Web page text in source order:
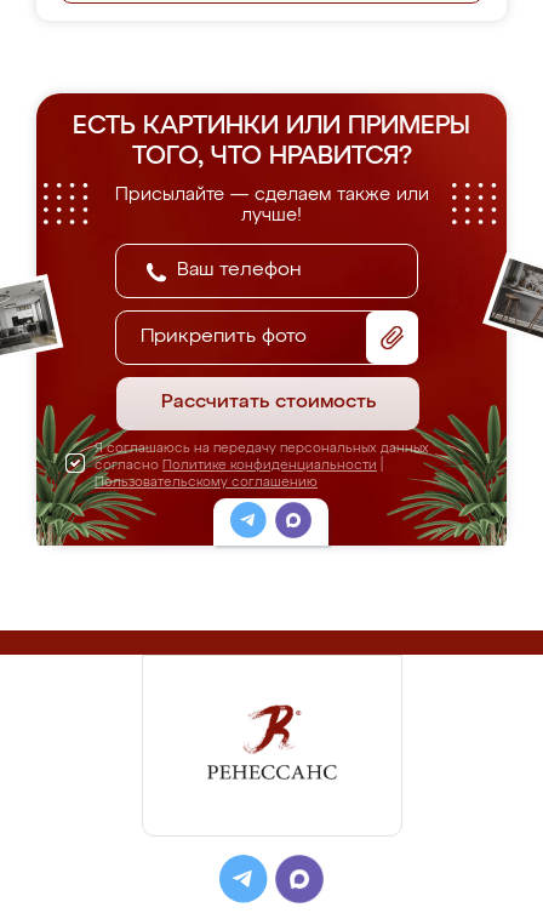
ЕСТЬ КАРТИНКИ ИЛИ ПРИМЕРЫ
ТОГО, ЧТО НРАВИТСЯ?
Присылайте — сделаем также или
лучше!
Прикрепить фото
Рассчитать стоимость
Я соглашаюсь на передачу персональных данных
согласно Политике конфиденциальности
Пользовательскому соглашению